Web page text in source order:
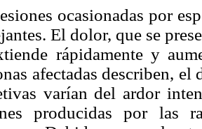
ocasionadas por
El dolor, que se
rápidamente y
afectadas describen,
varían del ardor
producidas por las